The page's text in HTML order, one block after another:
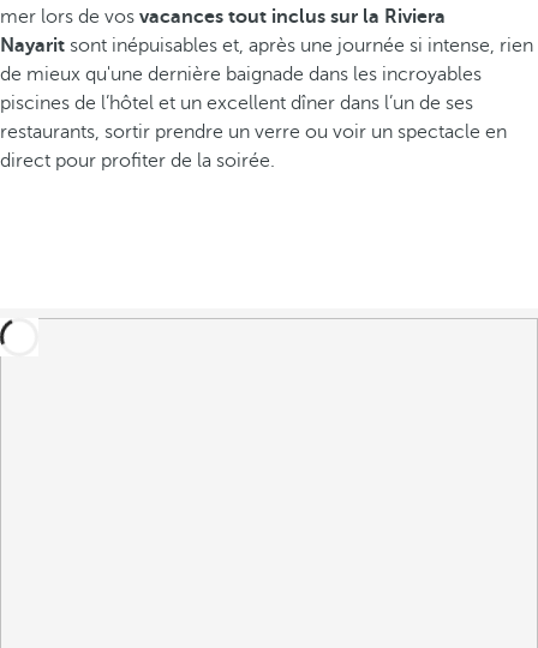
mer lors de vos vacances tout inclus sur la Riviera
Nayarit sont inépuisables et, après une journée si intense, rien
de mieux qu'une dernière baignade dans les incroyables
piscines de l’hôtel et un excellent dîner dans l’un de ses
restaurants, sortir prendre un verre ou voir un spectacle en
direct pour profiter de la soirée.